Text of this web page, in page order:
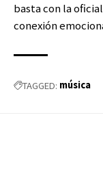
basta con la
conexión
TAGGED: música